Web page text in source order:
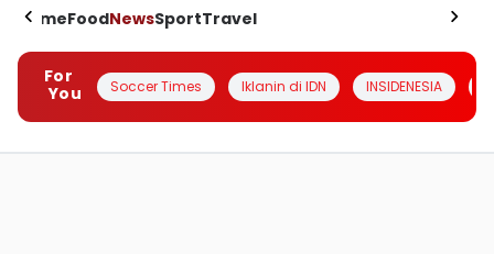
HomeFoodNewsSportTravel
For
You
Soccer Times Iklanin di IDN INSIDENESIA